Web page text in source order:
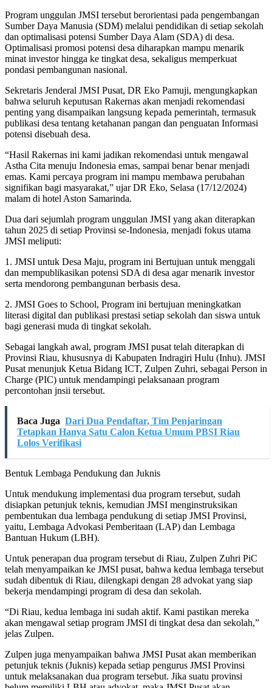
Program unggulan JMSI tersebut berorientasi pada pengembangan
Sumber Daya Manusia (SDM) melalui pendidikan di setiap sekolah
dan optimalisasi potensi Sumber Daya Alam (SDA) di desa.
Optimalisasi promosi potensi desa diharapkan mampu menarik
minat investor hingga ke tingkat desa, sekaligus memperkuat
pondasi pembangunan nasional.
Sekretaris Jenderal JMSI Pusat, DR Eko Pamuji, mengungkapkan
bahwa seluruh keputusan Rakernas akan menjadi rekomendasi
penting yang disampaikan langsung kepada pemerintah, termasuk
publikasi desa tentang ketahanan pangan dan penguatan Informasi
potensi disebuah desa.
“Hasil Rakernas ini kami jadikan rekomendasi untuk mengawal
Astha Cita menuju Indonesia emas, sampai benar benar menjadi
emas. Kami percaya program ini mampu membawa perubahan
signifikan bagi masyarakat,” ujar DR Eko, Selasa (17/12/2024)
malam di hotel Aston Samarinda.
Dua dari sejumlah program unggulan JMSI yang akan diterapkan
tahun 2025 di setiap Provinsi se-Indonesia, menjadi fokus utama
JMSI meliputi:
1. JMSI untuk Desa Maju, program ini Bertujuan untuk menggali
dan mempublikasikan potensi SDA di desa agar menarik investor
serta mendorong pembangunan berbasis desa.
2. JMSI Goes to School, Program ini bertujuan meningkatkan
literasi digital dan publikasi prestasi setiap sekolah dan siswa untuk
bagi generasi muda di tingkat sekolah.
Sebagai langkah awal, program JMSI pusat telah diterapkan di
Provinsi Riau, khususnya di Kabupaten Indragiri Hulu (Inhu). JMSI
Pusat menunjuk Ketua Bidang ICT, Zulpen Zuhri, sebagai Person in
Charge (PIC) untuk mendampingi pelaksanaan program
percontohan jnsii tersebut.
Baca Juga Dari Dua Pendaftar, Tim Penjaringan
Tetapkan Hanya Satu Calon Ketua Umum PBSI Riau
Lolos Verifikasi
Bentuk Lembaga Pendukung dan Juknis
Untuk mendukung implementasi dua program tersebut, sudah
disiapkan petunjuk teknis, kemudian JMSI menginstruksikan
pembentukan dua lembaga pendukung di setiap JMSI Provinsi,
yaitu, Lembaga Advokasi Pemberitaan (LAP) dan Lembaga
Bantuan Hukum (LBH).
Untuk penerapan dua program tersebut di Riau, Zulpen Zuhri PiC
telah menyampaikan ke JMSI pusat, bahwa kedua lembaga tersebut
sudah dibentuk di Riau, dilengkapi dengan 28 advokat yang siap
bekerja mendampingi program di desa dan sekolah.
“Di Riau, kedua lembaga ini sudah aktif. Kami pastikan mereka
akan mengawal setiap program JMSI di tingkat desa dan sekolah,”
jelas Zulpen.
Zulpen juga menyampaikan bahwa JMSI Pusat akan memberikan
petunjuk teknis (Juknis) kepada setiap pengurus JMSI Provinsi
untuk melaksanakan dua program tersebut. Jika suatu provinsi